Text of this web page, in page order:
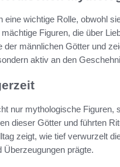
eine wichtige Rolle, obwohl
Figuren, die über
männlichen Götter und
aktiv an den
nur mythologische Figuren,
dieser Götter und führten
zeigt, wie tief verwurzelt
prägte.